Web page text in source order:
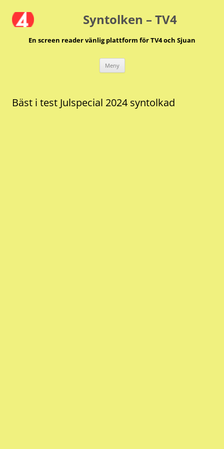
till
innehåll Syntolken – TV4
En screen reader vänlig plattform för TV4 och Sjuan
Meny
Bäst i test Julspecial 2024 syntolkad